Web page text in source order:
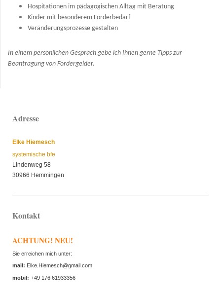
Hospitationen im pädagogischen Alltag mit Beratung
Kinder mit besonderem Förderbedarf
Veränderungsprozesse gestalten
In einem persönlichen Gespräch gebe ich Ihnen gerne Tipps zur
Beantragung von Fördergelder.
Adresse
Elke Hiemesch
systemische bfe
Lindenweg 58
30966 Hemmingen
Kontakt
ACHTUNG! NEU!
Sie erreichen mich unter:
mail: Elke.Hiemesch@gmail.com
mobil: +49 176 61933356